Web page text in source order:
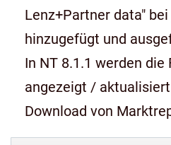
Lenz+Partner data"
hinzugefügt und
In NT 8.1.1 werden die
angezeigt / aktualisiert
Download von